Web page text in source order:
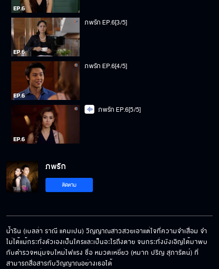
ภพรัก EP.6[3/5]
ภพรัก EP.6[4/5]
ภพรัก EP.6[5/5]
ภพรัก
ติดตาม
น้ำริน (เบลล่า ราณี แคมเปน) วิญญาณสาวสวยเอาแต่ใจที่ความจำเสื่อม จำ
ไม่ได้แม้กระทั่งตัวเองเป็นใครและเป็นอะไรถึงตาย จนกระทั่งบังเอิญได้มาพบ
กับตำรวจหนุ่มจบใหม่ไฟแรง ชื่อ หมวดเหยี่ยว (หมาก ปริญ สุภารัตน์) ที่
สามารถสื่อสารกับวิญญาณอย่างเธอได้